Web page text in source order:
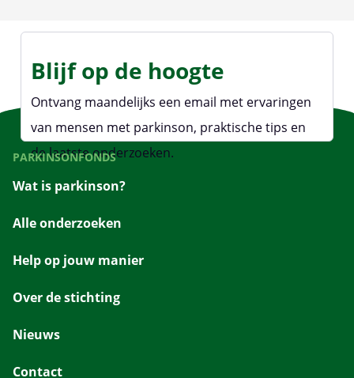
Blijf op de hoogte
Ontvang maandelijks een email met ervaringen
van mensen met parkinson, praktische tips en
de laatste onderzoeken.
PARKINSONFONDS
Wat is parkinson?
Alle onderzoeken
Help op jouw manier
Over de stichting
Nieuws
Contact